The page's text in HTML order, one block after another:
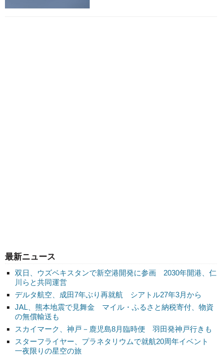
最新ニュース
双日、ウズベキスタンで新空港開発に参画 2030年開港、仁
川らと共同運営
デルタ航空、成田7年ぶり再就航 シアトル27年3月から
JAL、熊本地震で見舞金 マイル・ふるさと納税寄付、物資
の無償輸送も
スカイマーク、神戸－鹿児島8月臨時便 羽田発神戸行きも
スターフライヤー、プラネタリウムで就航20周年イベント
一夜限りの星空の旅